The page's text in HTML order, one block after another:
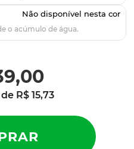
,00
R$ 15,73